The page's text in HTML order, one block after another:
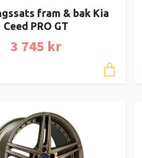
fram & bak Kia
Ceed PRO GT
3 745 kr